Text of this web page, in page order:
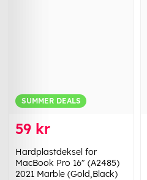
SUMMER DEALS
59 kr
Hardplastdeksel for
MacBook Pro 16" (A2485)
2021 Marble (Gold,Black)